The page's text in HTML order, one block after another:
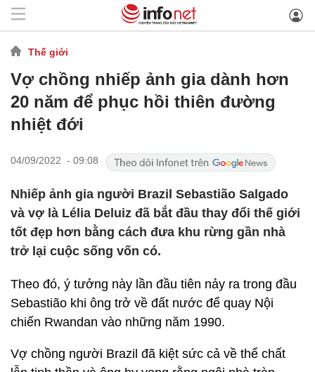
Thế giới
Vợ chồng nhiếp ảnh gia dành hơn
20 năm để phục hồi thiên đường
nhiệt đới
04/09/2022 - 09:08
Nhiếp ảnh gia người Brazil Sebastião Salgado
và vợ là Lélia Deluiz đã bắt đầu thay đổi thế giới
tốt đẹp hơn bằng cách đưa khu rừng gần nhà
trở lại cuộc sống vốn có.
Theo đó, ý tưởng này lần đầu tiên nảy ra trong đầu
Sebastião khi ông trở về đất nước để quay Nội
chiến Rwandan vào những năm 1990.
Vợ chồng người Brazil đã kiệt sức cả về thể chất